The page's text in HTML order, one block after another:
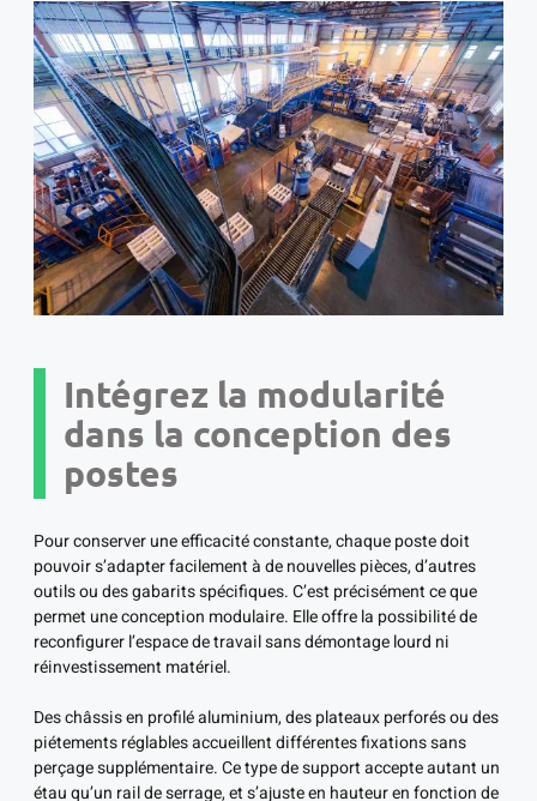
Intégrez la modularité
dans la conception des
postes
Pour conserver une efficacité constante, chaque poste doit
pouvoir s’adapter facilement à de nouvelles pièces, d’autres
outils ou des gabarits spécifiques. C’est précisément ce que
permet une conception modulaire. Elle offre la possibilité de
reconfigurer l’espace de travail sans démontage lourd ni
réinvestissement matériel.
Des châssis en profilé aluminium, des plateaux perforés ou des
piétements réglables accueillent différentes fixations sans
perçage supplémentaire. Ce type de support accepte autant un
étau qu’un rail de serrage, et s’ajuste en hauteur en fonction de